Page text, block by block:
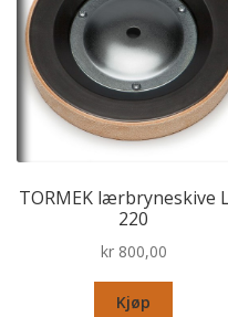
TORMEK lærbryneskive
220
kr800,00
Kjøp